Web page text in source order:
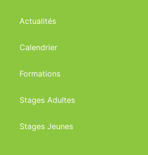
Actualités
Calendrier
Formations
Stages Adultes
Stages Jeunes